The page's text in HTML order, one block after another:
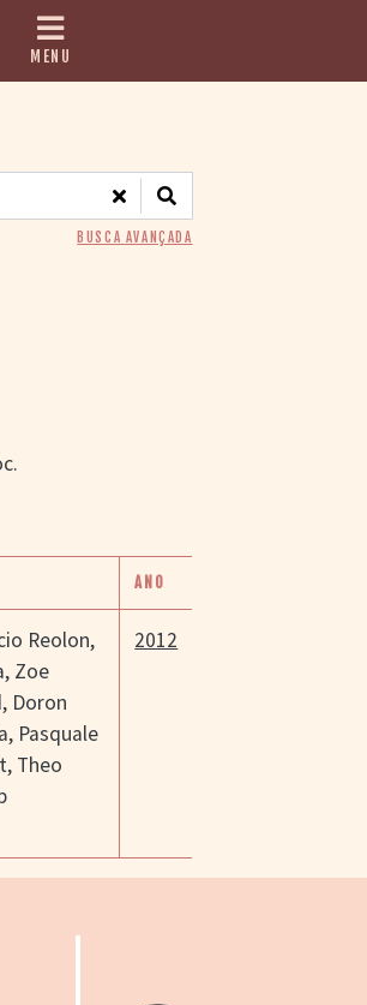
MENU
BUSCA AVANÇADA
ANO
Reolon,
, Zoe
, Doron
, Pasquale
, Theo
2012